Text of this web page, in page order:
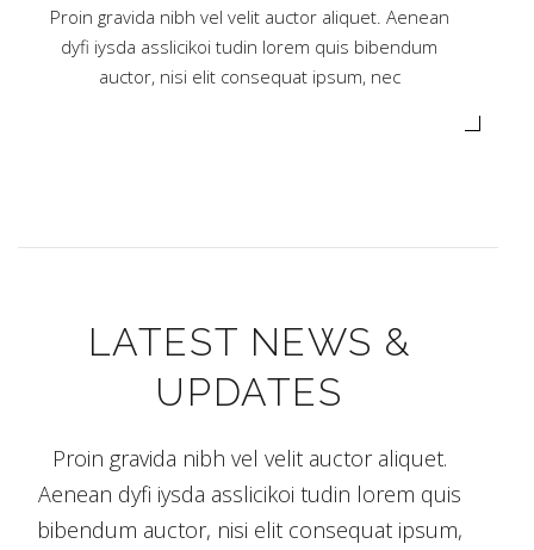
Proin gravida nibh vel velit auctor aliquet. Aenean
dyfi iysda asslicikoi tudin lorem quis bibendum
auctor, nisi elit consequat ipsum, nec
LATEST NEWS &
UPDATES
Proin gravida nibh vel velit auctor aliquet.
Aenean dyfi iysda asslicikoi tudin lorem quis
bibendum auctor, nisi elit consequat ipsum,